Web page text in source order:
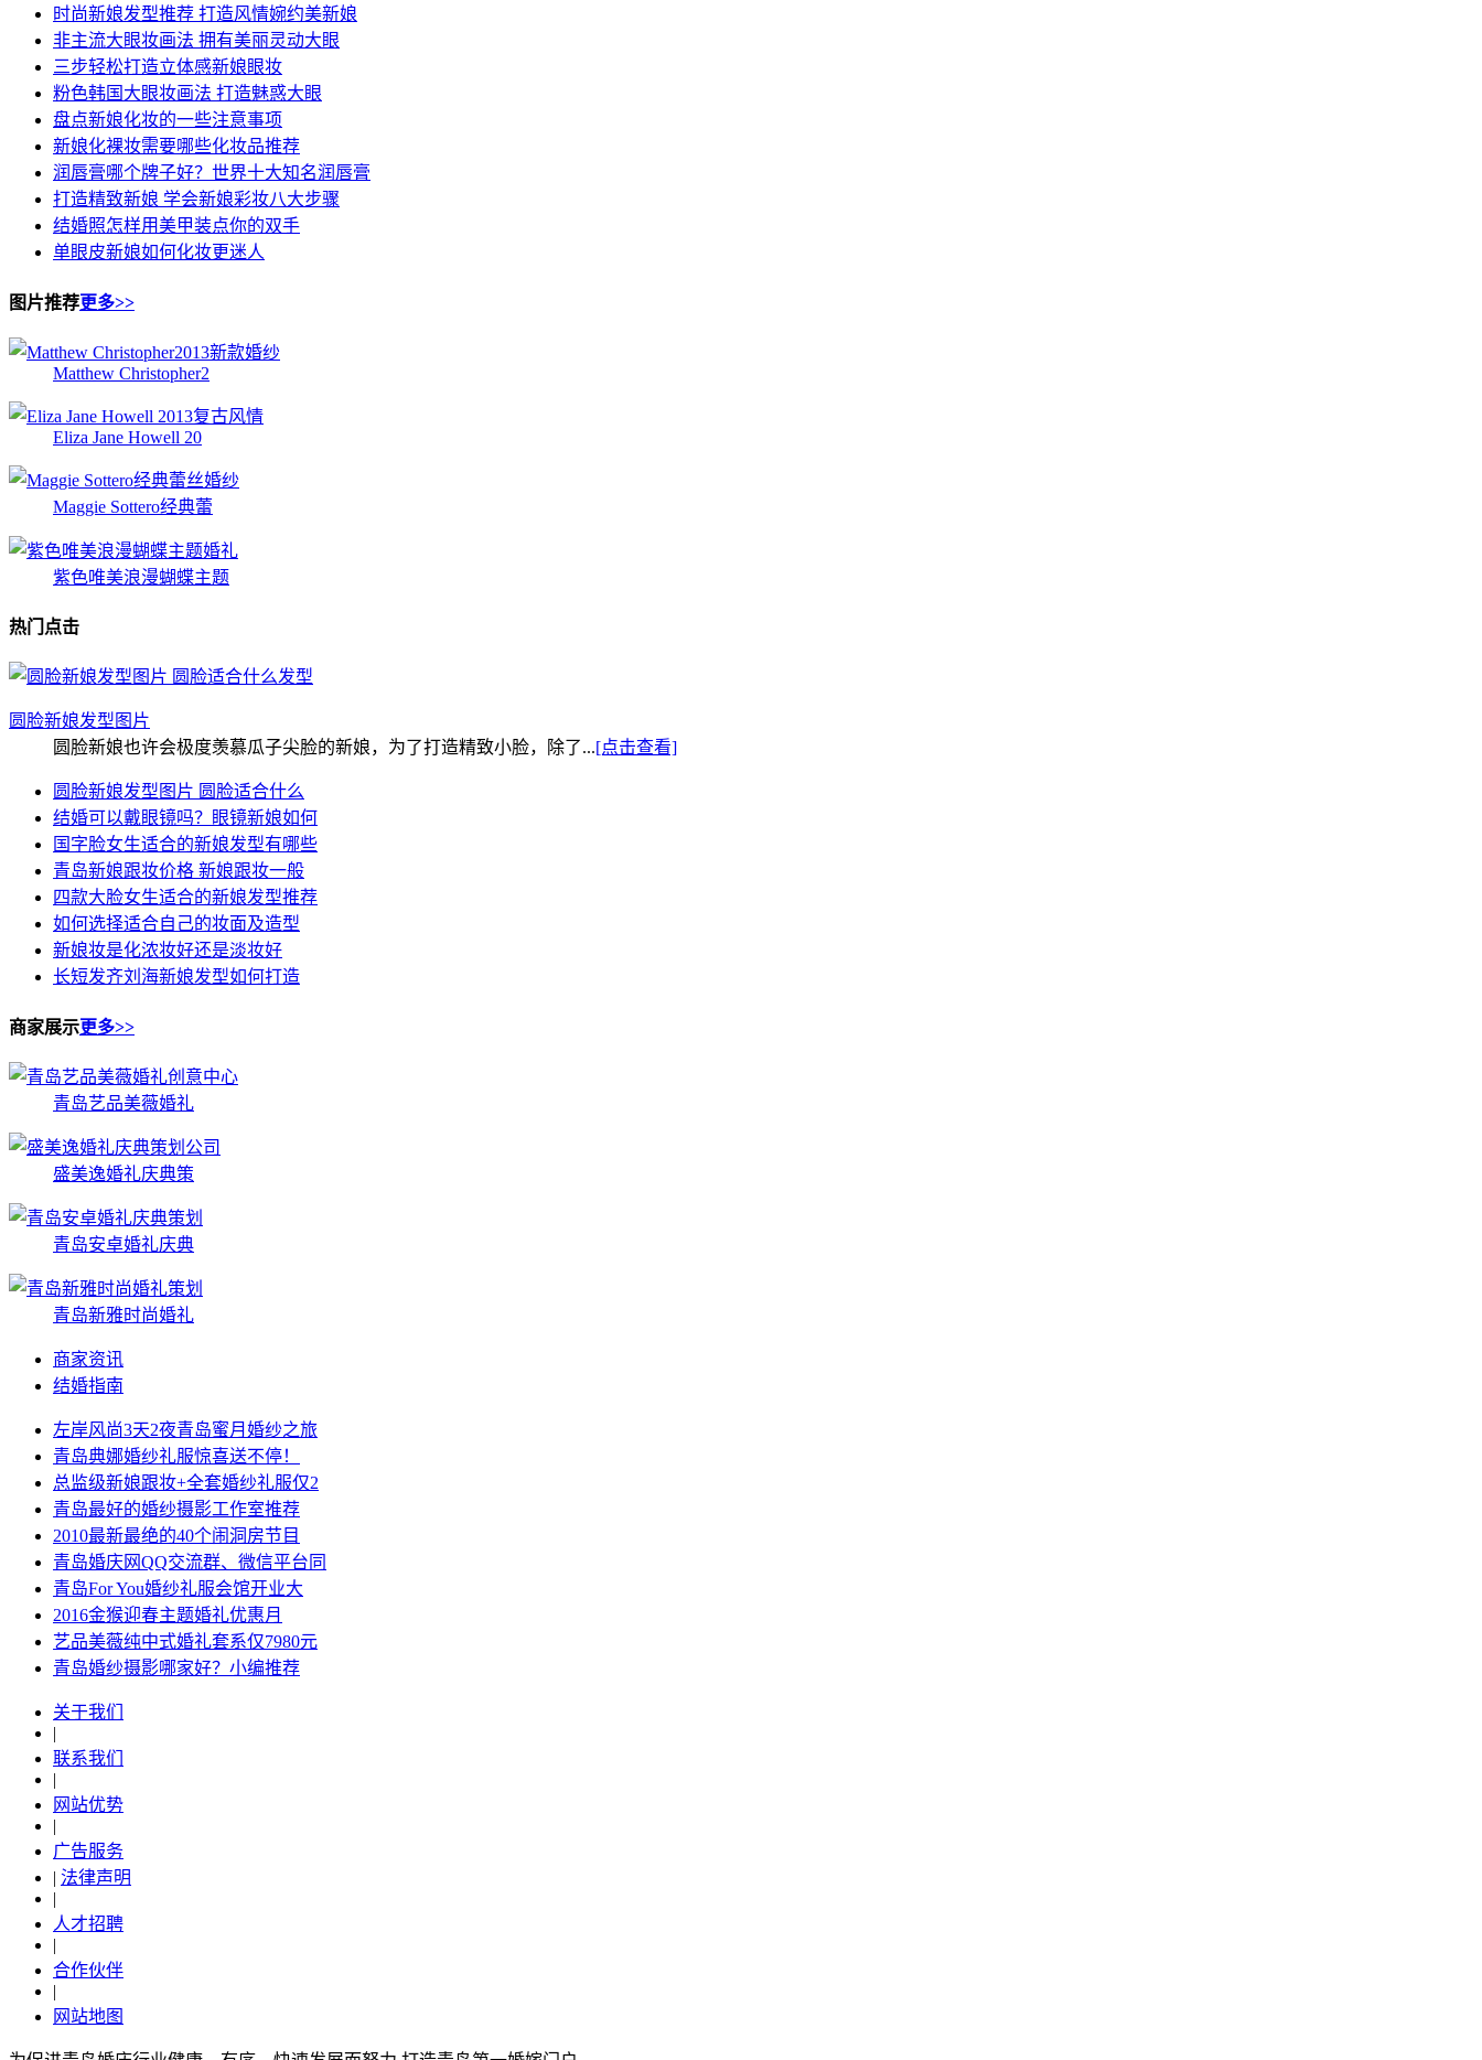
时尚新娘发型推荐 打造风情婉约美新娘
非主流大眼妆画法 拥有美丽灵动大眼
三步轻松打造立体感新娘眼妆
粉色韩国大眼妆画法 打造魅惑大眼
盘点新娘化妆的一些注意事项
新娘化裸妆需要哪些化妆品推荐
润唇膏哪个牌子好？世界十大知名润唇膏
打造精致新娘 学会新娘彩妆八大步骤
结婚照怎样用美甲装点你的双手
单眼皮新娘如何化妆更迷人
图片推荐更多>>
Matthew Christopher2
Eliza Jane Howell 20
Maggie Sottero经典蕾
紫色唯美浪漫蝴蝶主题
热门点击
圆脸新娘发型图片
圆脸新娘也许会极度羡慕瓜子尖脸的新娘，为了打造精致小脸，除了...[点击查看]
圆脸新娘发型图片 圆脸适合什么
结婚可以戴眼镜吗？眼镜新娘如何
国字脸女生适合的新娘发型有哪些
青岛新娘跟妆价格 新娘跟妆一般
四款大脸女生适合的新娘发型推荐
如何选择适合自己的妆面及造型
新娘妆是化浓妆好还是淡妆好
长短发齐刘海新娘发型如何打造
商家展示更多>>
青岛艺品美薇婚礼
盛美逸婚礼庆典策
青岛安卓婚礼庆典
青岛新雅时尚婚礼
商家资讯
结婚指南
左岸风尚3天2夜青岛蜜月婚纱之旅
青岛典娜婚纱礼服惊喜送不停！
总监级新娘跟妆+全套婚纱礼服仅2
青岛最好的婚纱摄影工作室推荐
2010最新最绝的40个闹洞房节目
青岛婚庆网QQ交流群、微信平台同
青岛For You婚纱礼服会馆开业大
2016金猴迎春主题婚礼优惠月
艺品美薇纯中式婚礼套系仅7980元
青岛婚纱摄影哪家好？小编推荐
关于我们
|
联系我们
|
网站优势
|
广告服务
| 法律声明
|
人才招聘
|
合作伙伴
|
网站地图